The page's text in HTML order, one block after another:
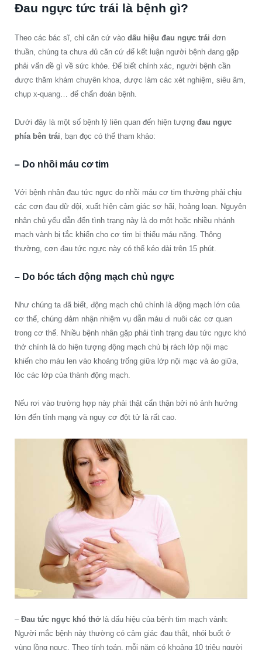
Đau ngực tức trái là bệnh gì?
Theo các bác sĩ, chỉ căn cứ vào dấu hiệu đau ngực trái đơn
thuần, chúng ta chưa đủ căn cứ để kết luận người bệnh đang gặp
phải vấn đề gì về sức khỏe. Để biết chính xác, người bệnh cần
được thăm khám chuyên khoa, được làm các xét nghiệm, siêu âm,
chụp x-quang… để chẩn đoán bệnh.
Dưới đây là một số bệnh lý liên quan đến hiện tượng đau ngực
phía bên trái , bạn đọc có thể tham khảo:
– Do nhồi máu cơ tim
Với bệnh nhân đau tức ngực do nhồi máu cơ tim thường phải chịu
các cơn đau dữ dội, xuất hiện cảm giác sợ hãi, hoảng loạn. Nguyên
nhân chủ yếu dẫn đến tình trạng này là do một hoặc nhiều nhánh
mạch vành bị tắc khiến cho cơ tim bị thiếu máu nặng. Thông
thường, cơn đau tức ngực này có thể kéo dài trên 15 phút.
– Do bóc tách động mạch chủ ngực
Như chúng ta đã biết, động mạch chủ chính là động mạch lớn của
cơ thể, chúng đảm nhận nhiệm vụ dẫn máu đi nuôi các cơ quan
trong cơ thể. Nhiều bệnh nhân gặp phải tình trạng đau tức ngực khó
thở chính là do hiện tượng động mạch chủ bị rách lớp nội mạc
khiến cho máu len vào khoảng trống giữa lớp nội mạc và áo giữa,
lóc các lớp của thành động mạch.
Nếu rơi vào trường hợp này phải thật cẩn thận bởi nó ảnh hưởng
lớn đến tính mạng và nguy cơ đột tử là rất cao.
– Đau tức ngực khó thởlà dấu hiệu của bệnh tim mạch vành:
Người mắc bệnh này thường có cảm giác đau thắt, nhói buốt ở
vùng lồng ngực. Theo tính toán, mỗi năm có khoảng 10 triệu người